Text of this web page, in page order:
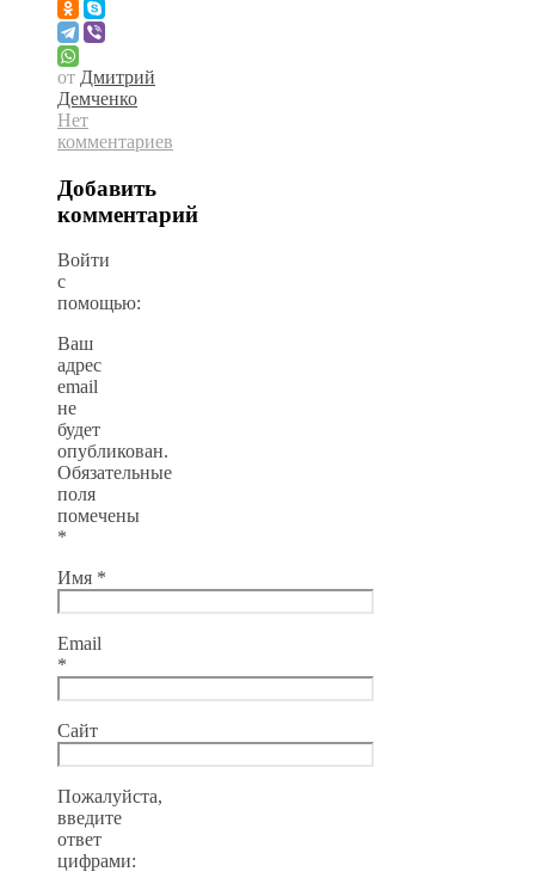
от Дмитрий
Демченко
Нет
комментариев
Добавить
комментарий
Войти
с
помощью:
Ваш
адрес
email
не
будет
опубликован.
Обязательные
поля
помечены
*
Имя *
Email
*
Сайт
Пожалуйста,
введите
ответ
цифрами: